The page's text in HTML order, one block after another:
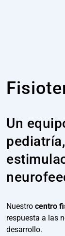
Un
Nuestrocentro
respuesta a las
desarrollo.